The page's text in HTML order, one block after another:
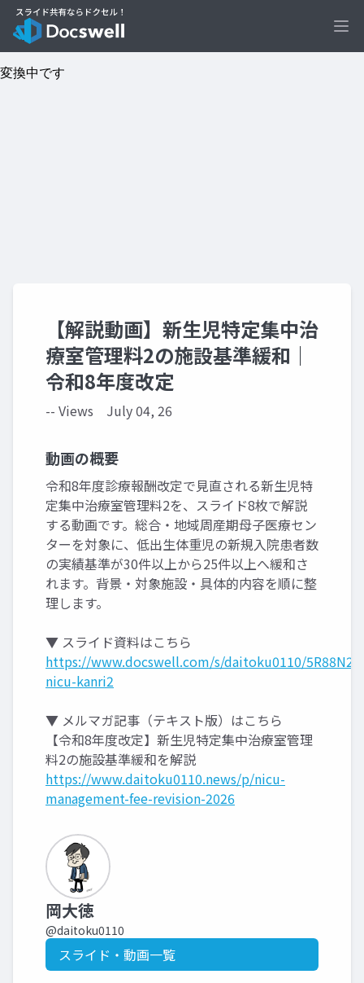
【解説動画】新生児特定集中治
療室管理料2の施設基準緩和｜
令和8年度改定
-- Views July 04, 26
動画の概要
令和8年度診療報酬改定で見直される新生児特
定集中治療室管理料2を、スライド8枚で解説
する動画です。総合・地域周産期母子医療セン
ターを対象に、低出生体重児の新規入院患者数
の実績基準が30件以上から25件以上へ緩和さ
れます。背景・対象施設・具体的内容を順に整
理します。
▼ スライド資料はこちら
https://www.docswell.com/s/daitoku0110/5R88N2-
nicu-kanri2
▼ メルマガ記事（テキスト版）はこちら
【令和8年度改定】新生児特定集中治療室管理
料2の施設基準緩和を解説
https://www.daitoku0110.news/p/nicu-
management-fee-revision-2026
岡大徳
@daitoku0110
スライド・動画一覧